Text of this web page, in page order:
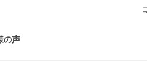
の声